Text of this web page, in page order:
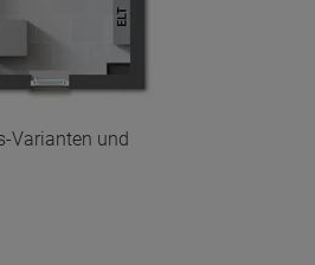
Varianten und